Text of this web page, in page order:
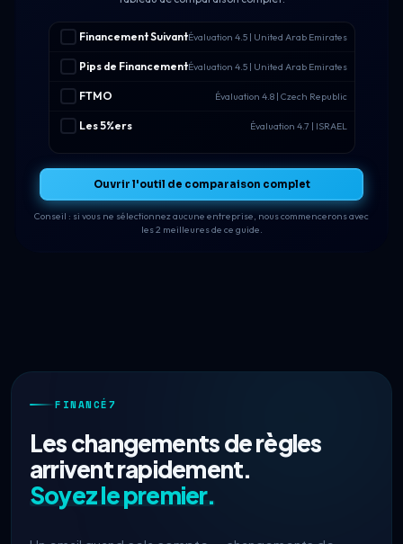
Financement SuivantÉvaluation 4.5 | United Arab Emirates
Pips de FinancementÉvaluation 4.5 | United Arab Emirates
FTMO Évaluation 4.8 | Czech Republic
Les 5%ers Évaluation 4.7 | ISRAEL
Ouvrir l'outil de comparaison complet
Conseil : si vous ne sélectionnez aucune entreprise, nous commencerons avec
les 2 meilleures de ce guide.
FINANCÉ7
Les changements de règles
arrivent rapidement.
Soyez le premier.